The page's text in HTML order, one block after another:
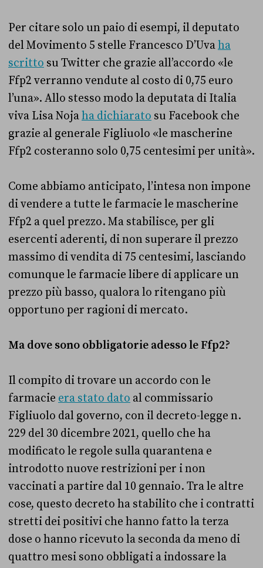
Per citare solo un paio di esempi, il deputato
del Movimento 5 stelle Francesco D’Uvaha
scritto su Twitter che grazie all’accordo «le
Ffp2 verranno vendute al costo di 0,75 euro
l’una». Allo stesso modo la deputata di Italia
viva Lisa Nojaha dichiarato su Facebook che
grazie al generale Figliuolo «le mascherine
Ffp2 costeranno solo 0,75 centesimi per unità».
Come abbiamo anticipato, l’intesa non impone
di vendere a tutte le farmacie le mascherine
Ffp2 a quel prezzo. Ma stabilisce, per gli
esercenti aderenti, di non superare il prezzo
massimo di vendita di 75 centesimi, lasciando
comunque le farmacie libere di applicare un
prezzo più basso, qualora lo ritengano più
opportuno per ragioni di mercato.
Ma dove sono obbligatorie adesso le Ffp2?
Il compito di trovare un accordo con le
farmacie era stato dato al commissario
Figliuolo dal governo, con il decreto-legge n.
229 del 30 dicembre 2021, quello che ha
modificato le regole sulla quarantena e
introdotto nuove restrizioni per i non
vaccinati a partire dal 10 gennaio. Tra le altre
cose, questo decreto ha stabilito che i contratti
stretti dei positivi che hanno fatto la terza
dose o hanno ricevuto la seconda da meno di
quattro mesi sono obbligati a indossare la